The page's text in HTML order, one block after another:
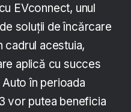
EVconnect, unul
soluții de încărcare
cadrul acestuia,
aplică cu succes
în perioada
vor putea beneficia